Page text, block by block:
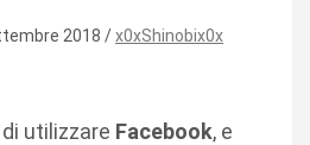
2018 x0xShinobix0x
utilizzare Facebook, e